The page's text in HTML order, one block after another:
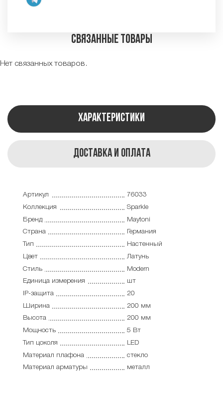
Связанные товары
Нет связанных товаров.
Характеристики
Доставка и оплата
Артикул
76033
Коллекция
Sparkle
Бренд
Maytoni
Страна
Германия
Тип
Настенный
Цвет
Латунь
Стиль
Modern
Единица измерения
шт
IP-защита
20
Ширина
200 мм
Высота
200 мм
Мощность
5 Вт
Тип цоколя
LED
Материал плафона
стекло
Материал арматуры
металл